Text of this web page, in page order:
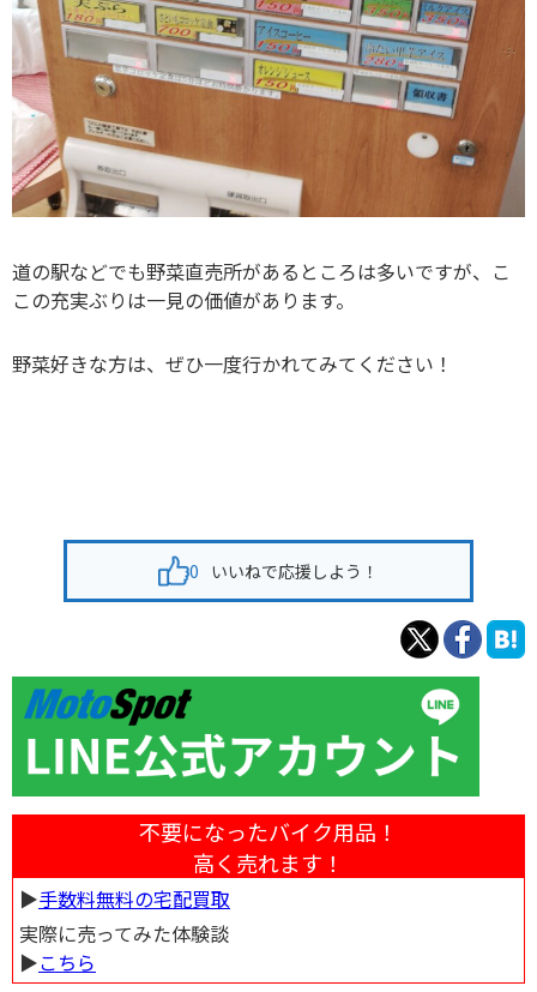
道の駅などでも野菜直売所があるところは多いですが、こ
この充実ぶりは一見の価値があります。
野菜好きな方は、ぜひ一度行かれてみてください！
0 いいねで応援しよう！
不要になったバイク用品！
高く売れます！
▶︎手数料無料の宅配買取
実際に売ってみた体験談
▶︎こちら